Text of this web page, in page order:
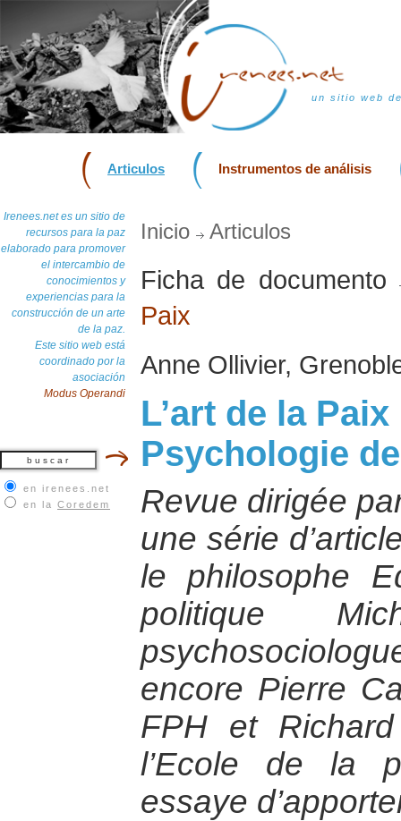
un sitio web
Articulos Instrumentos de análisis
Irenees.net es un sitio de
recursos para la paz
elaborado para promover
el intercambio de
conocimientos y
experiencias para la
construcción de un arte
de la paz.
Este sitio web está
coordinado por la
asociación
Modus Operandi
en irenees.net
en la Coredem
Inicio Articulos
Ficha de documento
Paix
Anne Ollivier,
L’art de la
Psychologie
Revue dirigée
une série
le philosophe
politique
encore Pierre
FPH et
l’Ecole de la
essaye